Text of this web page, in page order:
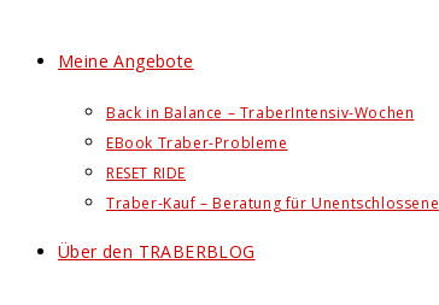
Meine Angebote
Back in Balance – TraberIntensiv-Wochen
EBook Traber-Probleme
RESET RIDE
Traber-Kauf – Beratung für Unentschlossene
Über den TRABERBLOG